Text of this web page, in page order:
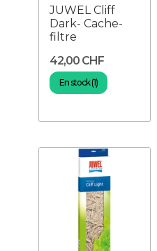
JUWEL Cliff
Dark- Cache-
filtre
42,00 CHF
En stock (1)